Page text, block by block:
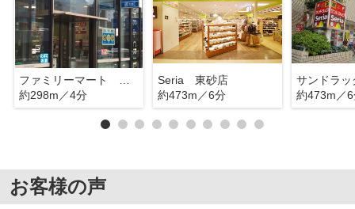
約298m／4分
Seria 東砂店
約473m／6分
サンドラ
約473m／
お客様の声